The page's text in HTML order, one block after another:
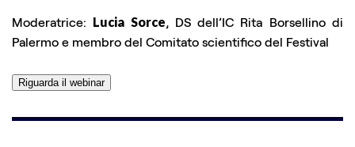
Moderatrice: Lucia Sorce, DS dell’IC Rita Borsellino di
Palermo e membro del Comitato scientifico del Festival
Riguarda il webinar